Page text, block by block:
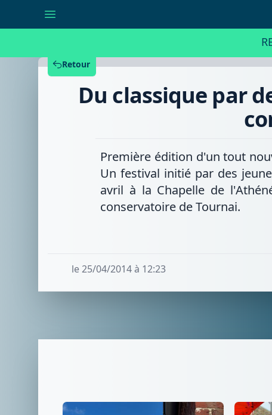
Retour
Du classique par
Première édition d'un tout
Un festival initié par des
avril à la Chapelle de
conservatoire de Tournai.
le 25/04/2014 à 12:23